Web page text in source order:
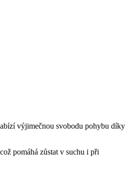
výjimečnou svobodu pohybu díky
pomáhá zůstat v suchu i při